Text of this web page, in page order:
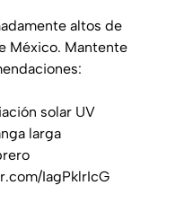
altos de
México. Mantente
solar UV
larga
IagPklrIcG